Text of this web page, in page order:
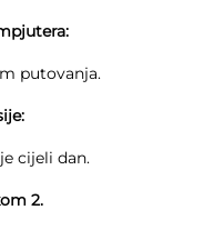
putovanja.
cijeli dan.
2.